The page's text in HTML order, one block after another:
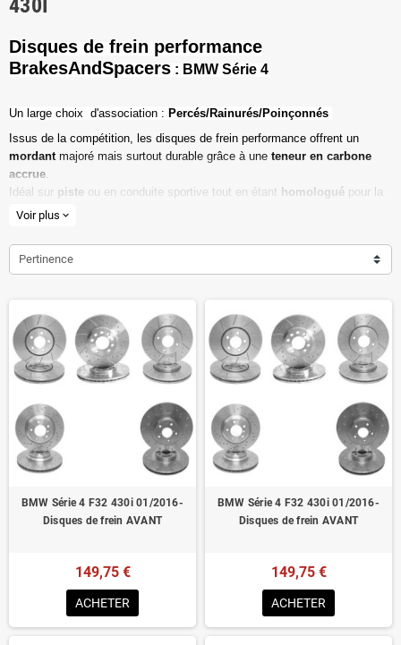
430I
Disques de frein performance
BrakesAndSpacers : BMW Série 4
Un l arge choix d'association : Percés/Rainurés/Poinçonnés
Issus de la compétition, les disques de frein performance offrent un
mordant majoré mais surtout durable grâce à une teneur en carbone
accrue.
Idéal sur piste ou en conduite sportive tout en étant homologué pour la
route ouverte.
Dimensions d'origine respectées
Installation en lieu et place.
Homologué pour le contrôle technique
Voir plus expand_more
Pertinence
BMW Série 4 F32 430i 01/2016-
Disques de frein AVANT
149,75 €
ACHETER
BMW Série 4 F32 430i 01/2016-
Disques de frein AVANT
149,75 €
ACHETER